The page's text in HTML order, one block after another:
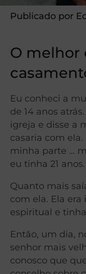
Publicado por
O melhor
Eu conheci a
de 14 anos
igreja e disse a
casaria com
minha parte …
eu tinha 21
Quanto mais
com ela. Ela
espiritual e
Então, um dia,
senhor mais
conosco que